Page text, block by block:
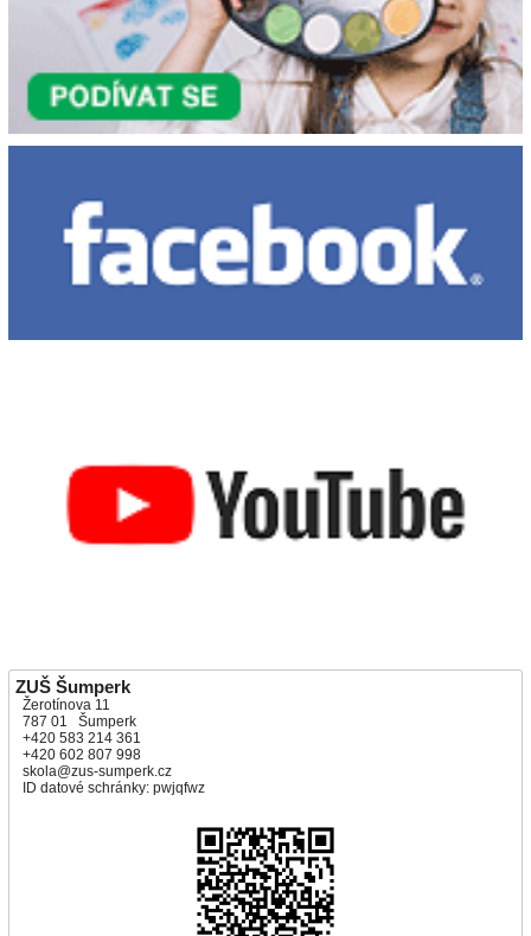
ZUŠ Šumperk
Žerotínova 11
787 01 Šumperk
+420 583 214 361
+420 602 807 998
skola@zus-sumperk.cz
ID datové schránky: pwjqfwz